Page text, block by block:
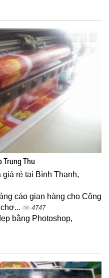
Trung Thu
rẻ tại Bình Thạnh,
cáo gian hàng cho Công
4747
bằng Photoshop,